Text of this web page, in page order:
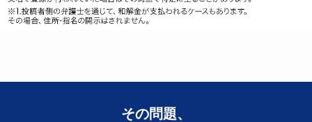
その問題、